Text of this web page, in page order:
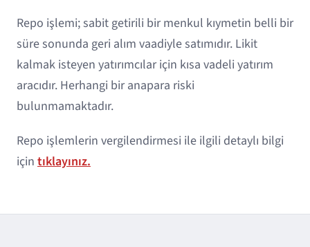
Repo işlemi; sabit getirili bir menkul kıymetin belli bir
süre sonunda geri alım vaadiyle satımıdır. Likit
kalmak isteyen yatırımcılar için kısa vadeli yatırım
aracıdır. Herhangi bir anapara riski
bulunmamaktadır.
Repo işlemlerin vergilendirmesi ile ilgili detaylı bilgi
için tıklayınız.